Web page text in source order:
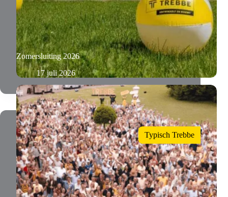
Zomersluiting 2026
17 juli 2026
Typisch Trebbe